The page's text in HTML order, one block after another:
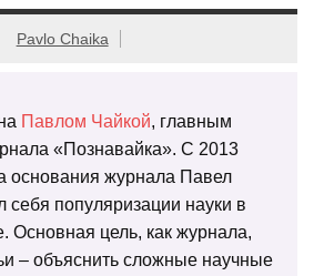
Pavlo Chaika
Павлом Чайкой, главным
«Познавайка». С 2013
основания журнала Павел
себя популяризации науки в
Основная цель, как журнала,
– объяснить сложные научные